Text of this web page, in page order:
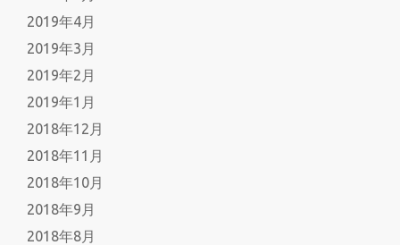
2019年4月
2019年3月
2019年2月
2019年1月
2018年12月
2018年11月
2018年10月
2018年9月
2018年8月